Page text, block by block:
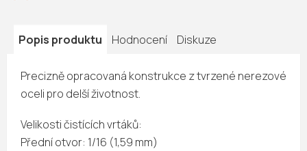
Popis produktu Hodnocení Diskuze
Precizně opracovaná konstrukce z tvrzené nerezové
oceli pro delší životnost.
Velikosti čistících vrtáků:
Přední otvor: 1/16 (1,59 mm)